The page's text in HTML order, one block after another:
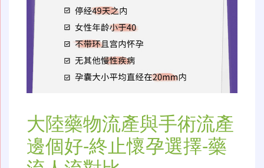
大陸藥物流產與手術流產
邊個好-終止懷孕選擇-藥